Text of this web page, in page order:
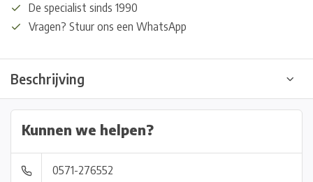
De specialist sinds 1990
Vragen? Stuur ons een WhatsApp
Beschrijving
Kunnen we helpen?
0571-276552